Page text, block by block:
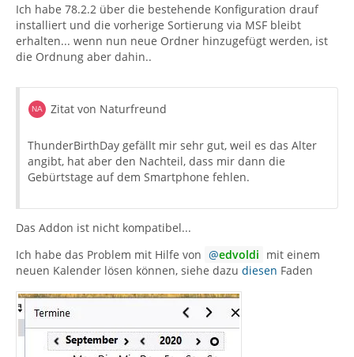
Ich habe 78.2.2 über die bestehende Konfiguration drauf
installiert und die vorherige Sortierung via MSF bleibt
erhalten... wenn nun neue Ordner hinzugefügt werden, ist
die Ordnung aber dahin..
Zitat von Naturfreund
ThunderBirthDay gefällt mir sehr gut, weil es das Alter
angibt, hat aber den Nachteil, dass mir dann die
Gebürtstage auf dem Smartphone fehlen.
Das Addon ist nicht kompatibel...
Ich habe das Problem mit Hilfe von
edvoldi mit einem
neuen Kalender lösen können, siehe dazu diesen Faden